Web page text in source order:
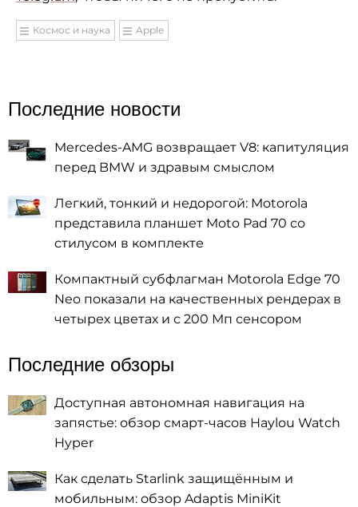
Космос и наука Apple
Последние новости
Mercedes-AMG возвращает V8: капитуляция
перед BMW и здравым смыслом
Легкий, тонкий и недорогой: Motorola
представила планшет Moto Pad 70 со
стилусом в комплекте
Компактный субфлагман Motorola Edge 70
Neo показали на качественных рендерах в
четырех цветах и с 200 Мп сенсором
Последние обзоры
Доступная автономная навигация на
запястье: обзор смарт-часов Haylou Watch
Hyper
Как сделать Starlink защищённым и
мобильным: обзор Adaptis MiniKit